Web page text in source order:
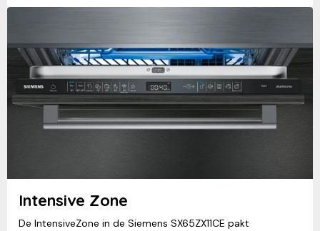
Intensive Zone
De IntensiveZone in de Siemens SX65ZX11CE pakt